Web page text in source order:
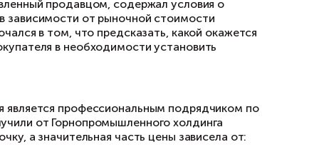
для клиентов заключался в том, что
было убедить покупателя в